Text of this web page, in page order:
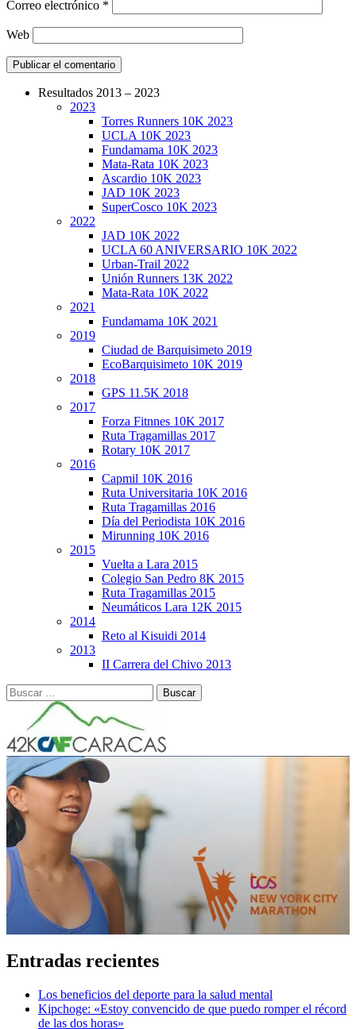
Correo electrónico *
Web
CarreraPro – Organización de eventos
deportivos
Resultados 2013 – 2023
2023
Torres Runners 10K 2023
UCLA 10K 2023
Fundamama 10K 2023
Mata-Rata 10K 2023
Ascardio 10K 2023
JAD 10K 2023
SuperCosco 10K 2023
2022
JAD 10K 2022
UCLA 60 ANIVERSARIO 10K 2022
Urban-Trail 2022
Unión Runners 13K 2022
Mata-Rata 10K 2022
2021
Fundamama 10K 2021
2019
Ciudad de Barquisimeto 2019
EcoBarquisimeto 10K 2019
2018
GPS 11.5K 2018
2017
Forza Fitnnes 10K 2017
Ruta Tragamillas 2017
Rotary 10K 2017
2016
Capmil 10K 2016
Ruta Universitaria 10K 2016
Ruta Tragamillas 2016
Día del Periodista 10K 2016
Mirunning 10K 2016
2015
Vuelta a Lara 2015
Colegio San Pedro 8K 2015
Ruta Tragamillas 2015
Neumáticos Lara 12K 2015
2014
Reto al Kisuidi 2014
2013
II Carrera del Chivo 2013
Buscar:
Entradas recientes
Los beneficios del deporte para la salud mental
Kipchoge: «Estoy convencido de que puedo romper el récord
de las dos horas»